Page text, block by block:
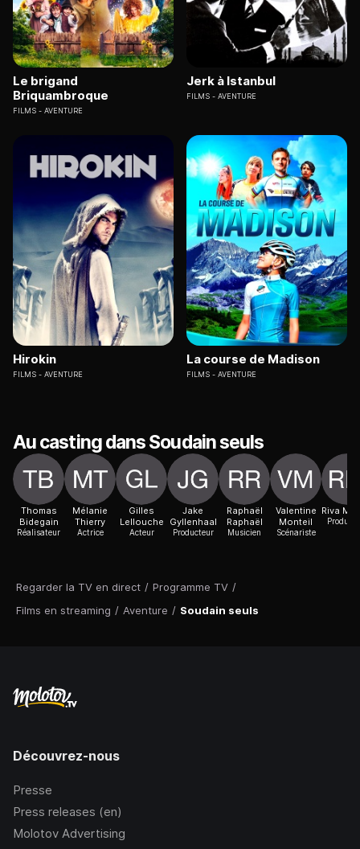
Regarder la TV en direct / Programme TV /
Films en streaming / Aventure / Soudain seuls
Le brigand
Briquambroque
FILMS AVENTURE
Jerk à Istanbul
FILMS AVENTURE
Hirokin
FILMS AVENTURE
La course de Madison
FILMS AVENTURE
Au casting dans Soudain seuls
Thomas
Bidegain
Réalisateur
Mélanie
Thierry
Actrice
Gilles
Lellouche
Acteur
Jake
Gyllenhaal
Producteur
Raphaël
Raphaël
Musicien
Valentine
Monteil
Scénariste
Riva
Découvrez-nous
Presse
Press releases (en)
Molotov Advertising